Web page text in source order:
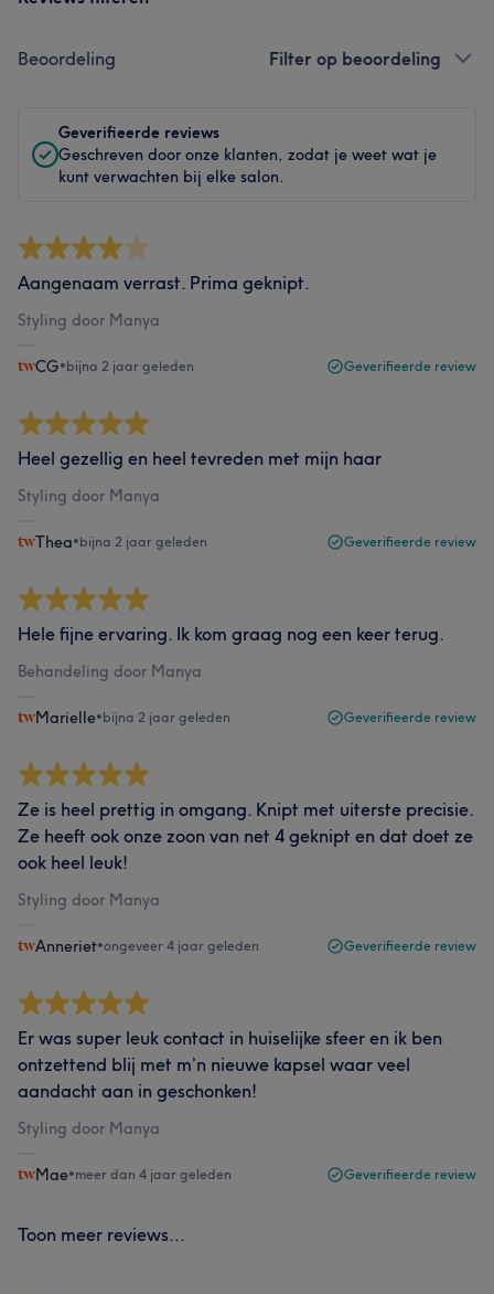
Beoordeling Filter op beoordeling
Geverifieerde reviews
Geschreven door onze klanten, zodat je weet wat je
kunt verwachten bij elke salon.
Aangenaam verrast. Prima geknipt.
Styling door Manya
CG•bijna 2 jaar geleden Geverifieerde review
Heel gezellig en heel tevreden met mijn haar
Styling door Manya
Thea•bijna 2 jaar geleden Geverifieerde review
Hele fijne ervaring. Ik kom graag nog een keer terug.
Behandeling door Manya
Marielle•bijna 2 jaar geleden Geverifieerde review
Ze is heel prettig in omgang. Knipt met uiterste precisie.
Ze heeft ook onze zoon van net 4 geknipt en dat doet ze
ook heel leuk!
Styling door Manya
Anneriet•ongeveer 4 jaar geleden Geverifieerde review
Er was super leuk contact in huiselijke sfeer en ik ben
ontzettend blij met m’n nieuwe kapsel waar veel
aandacht aan in geschonken!
Styling door Manya
Mae•meer dan 4 jaar geleden Geverifieerde review
Toon meer reviews...